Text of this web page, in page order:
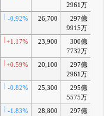
2961万
-0.92% 26,700
297億
9915万
+1.17% 23,900
300億
7732万
+0.59% 20,100
297億
2961万
-0.82% 25,300
295億
5575万
-1.83% 28,800
297億